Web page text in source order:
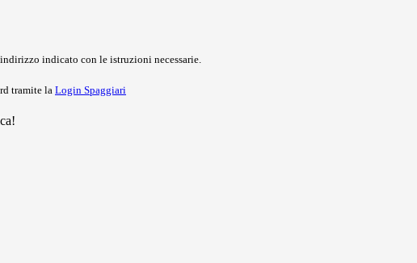
indicato con le istruzioni necessarie.
tramite la Login Spaggiari